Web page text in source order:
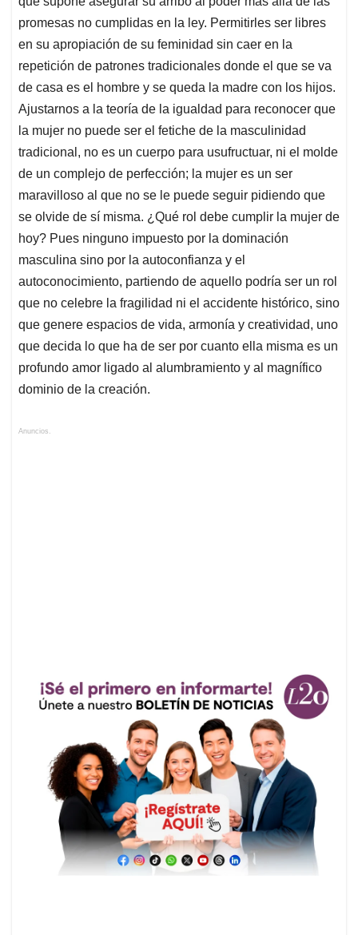
promesas no cumplidas en la ley. Permitirles ser libres
en su apropiación de su feminidad sin caer en la
repetición de patrones tradicionales donde el que se va
de casa es el hombre y se queda la madre con los hijos.
Ajustarnos a la teoría de la igualdad para reconocer que
la mujer no puede ser el fetiche de la masculinidad
tradicional, no es un cuerpo para usufructuar, ni el molde
de un complejo de perfección; la mujer es un ser
maravilloso al que no se le puede seguir pidiendo que
se olvide de sí misma. ¿Qué rol debe cumplir la mujer de
hoy? Pues ninguno impuesto por la dominación
masculina sino por la autoconfianza y el
autoconocimiento, partiendo de aquello podría ser un rol
que no celebre la fragilidad ni el accidente histórico, sino
que genere espacios de vida, armonía y creatividad, uno
que decida lo que ha de ser por cuanto ella misma es un
profundo amor ligado al alumbramiento y al magnífico
dominio de la creación.
Anuncios.